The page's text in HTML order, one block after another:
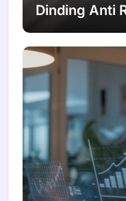
Dinding Anti